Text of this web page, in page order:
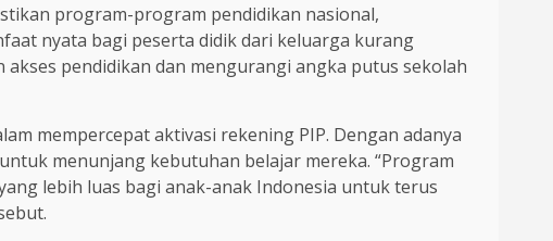
program-program pendidikan nasional,
nyata bagi peserta didik dari keluarga kurang
pendidikan dan mengurangi angka putus sekolah
mempercepat aktivasi rekening PIP. Dengan adanya
menunjang kebutuhan belajar mereka. “Program
lebih luas bagi anak-anak Indonesia untuk terus